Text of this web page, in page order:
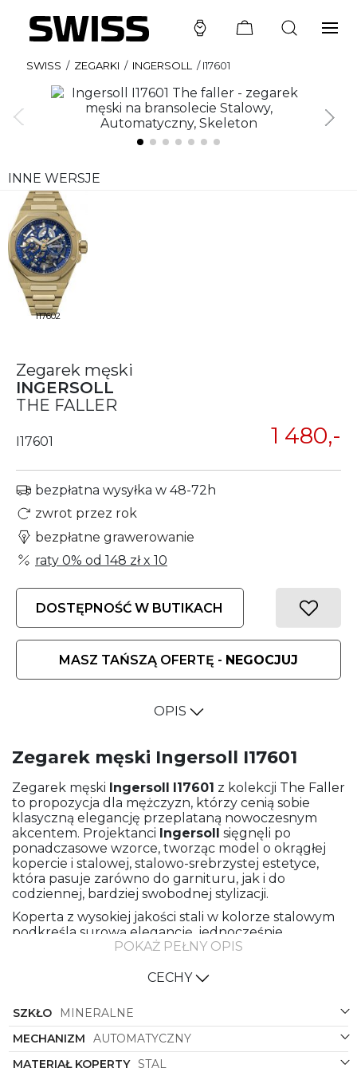
SWISS / ZEGARKI / INGERSOLL /I17601
INNE WERSJE
I17602
Zegarek męski
INGERSOLL
THE FALLER
I17601 1 480,-
bezpłatna wysyłka w 48-72h
zwrot przez rok
bezpłatne grawerowanie
raty 0% od 148 złx 10
DOSTĘPNOŚĆ W BUTIKACH
MASZ TAŃSZĄ OFERTĘ - NEGOCJUJ
OPIS
Zegarek męski Ingersoll I17601
Zegarek męski Ingersoll I17601 z kolekcji The Faller
to propozycja dla mężczyzn, którzy cenią sobie
klasyczną elegancję przeplataną nowoczesnym
akcentem. Projektanci Ingersoll
sięgnęli po
ponadczasowe wzorce, tworząc model o okrągłej
kopercie i stalowej, stalowo-srebrzystej estetyce,
która pasuje zarówno do garnituru, jak i do
codziennej, bardziej swobodnej stylizacji.
Koperta z wysokiej jakości stali w kolorze stalowym
podkreśla surową elegancję, jednocześnie
gwarantując trwałość i odporność na codzienne
wykończona, leży pewnie na nadgarstku,
wygląd. Neutralna, metaliczna kolorystyka sprawia,
że zegarek łatwo łączy się z innymi akcesoriami — od
spinek do mankietów po metaliczne detale obuwia
czy pasków.
POKAŻ PEŁNY OPIS
CECHY
SZKŁO
MINERALNE
MECHANIZM
AUTOMATYCZNY
MATERIAŁ KOPERTY STAL